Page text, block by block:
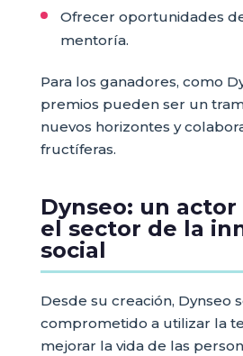
Ofrecer oportunidades
mentoría.
Para los ganadores, como
premios pueden ser un
nuevos horizontes y
fructíferas.
Dynseo: un actor
el sector de la
social
Desde su creación, Dynseo
comprometido a utilizar la
mejorar la vida de las